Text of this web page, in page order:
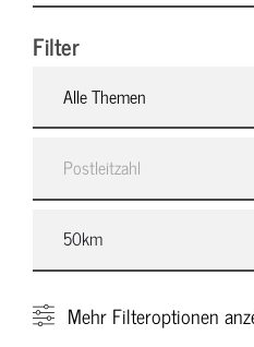
Filter
Alle Themen
Mehr Filteroptionen